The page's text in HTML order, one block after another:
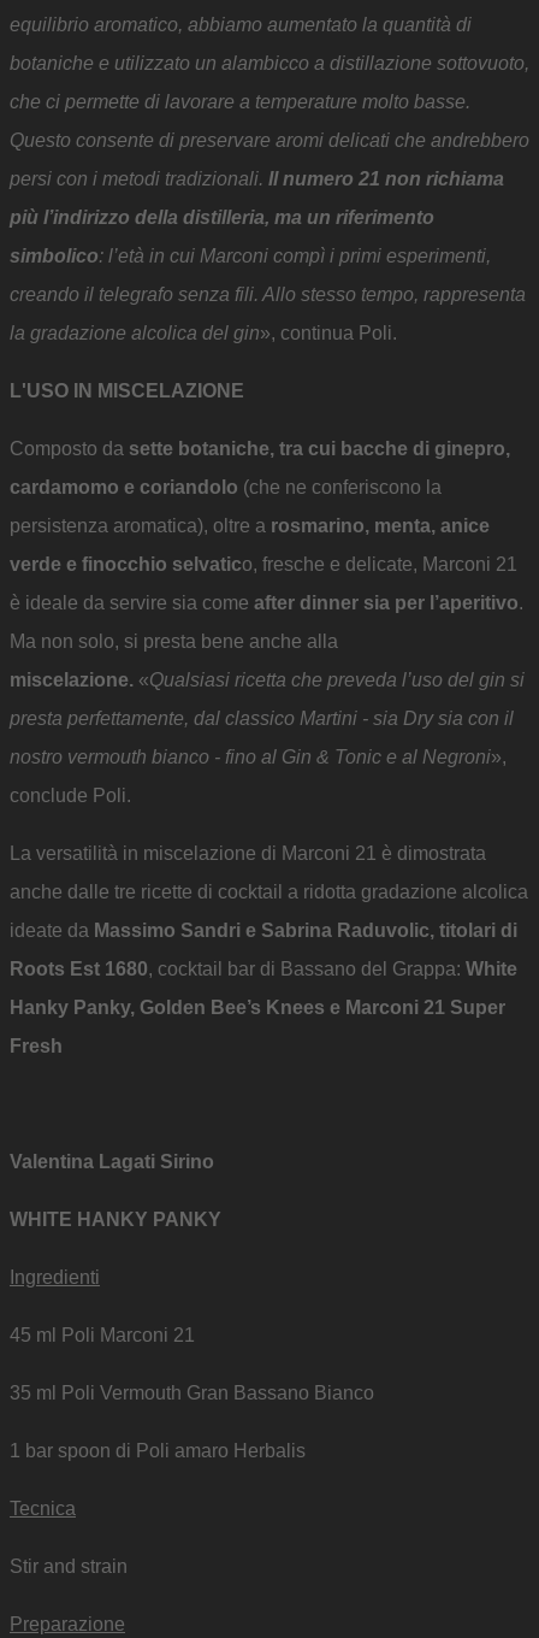
equilibrio aromatico, abbiamo aumentato la quantità di
botaniche e utilizzato un alambicco a distillazione sottovuoto,
che ci permette di lavorare a temperature molto basse.
Questo consente di preservare aromi delicati che andrebbero
persi con i metodi tradizionali. Il numero 21 non richiama
più l’indirizzo della distilleria, ma un riferimento
simbolico: l’età in cui Marconi compì i primi esperimenti,
creando il telegrafo senza fili. Allo stesso tempo, rappresenta
la gradazione alcolica del gin», continua Poli.
L'USO IN MISCELAZIONE
Composto da sette botaniche, tra cui bacche di ginepro,
cardamomo e coriandolo (che ne conferiscono la
persistenza aromatica), oltre a rosmarino, menta, anice
verde e finocchio selvatico, fresche e delicate, Marconi 21
è ideale da servire sia come after dinner sia per l’aperitivo.
Ma non solo, si presta bene anche alla
miscelazione. «Qualsiasi ricetta che preveda l’uso del gin si
presta perfettamente, dal classico Martini - sia Dry sia con il
nostro vermouth bianco - fino al Gin & Tonic e al Negroni»,
conclude Poli.
La versatilità in miscelazione di Marconi 21 è dimostrata
anche dalle tre ricette di cocktail a ridotta gradazione alcolica
ideate da Massimo Sandri e Sabrina Raduvolic, titolari di
Roots Est 1680, cocktail bar di Bassano del Grappa: White
Hanky Panky, Golden Bee’s Knees e Marconi 21 Super
Fresh
Valentina Lagati Sirino
WHITE HANKY PANKY
Ingredienti
45 ml Poli Marconi 21
35 ml Poli Vermouth Gran Bassano Bianco
1 bar spoon di Poli amaro Herbalis
Tecnica
Stir and strain
Preparazione